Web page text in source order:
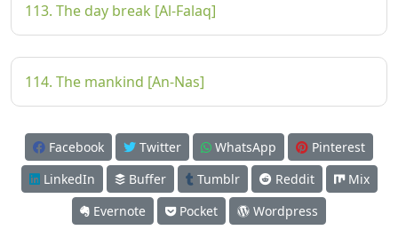
113. The day break [Al-Falaq]
114. The mankind [An-Nas]
Facebook Twitter WhatsApp
Pinterest
LinkedIn
Buffer Tumblr Reddit
Mix
Evernote
Pocket Wordpress